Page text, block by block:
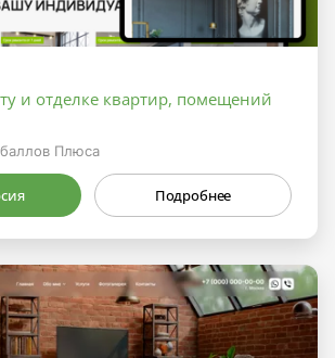
и отделке квартир, помещений
баллов Плюса
Подробнее